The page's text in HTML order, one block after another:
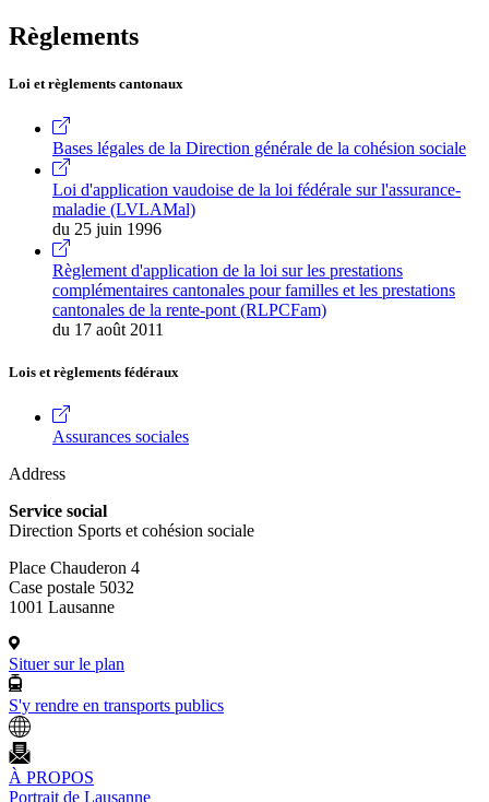
Règlements
Loi et règlements cantonaux
Bases légales de la Direction générale de la cohésion sociale
Loi d'application vaudoise de la loi fédérale sur l'assurance-
maladie (LVLAMal)
du 25 juin 1996
Règlement d'application de la loi sur les prestations
complémentaires cantonales pour familles et les prestations
cantonales de la rente-pont (RLPCFam)
du 17 août 2011
Lois et règlements fédéraux
Assurances sociales
Address
Service social
Direction Sports et cohésion sociale
Place Chauderon 4
Case postale 5032
1001 Lausanne
Situer sur le plan
S'y rendre en transports publics
À PROPOS
Portrait de Lausanne